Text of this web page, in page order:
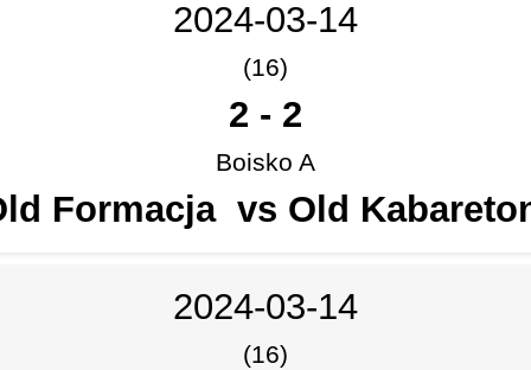
2024-03-14
(16)
2 - 2
Boisko A
Formacja vs Old
2024-03-14
(16)